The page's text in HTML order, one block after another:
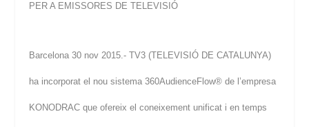
PER A EMISSORES DE TELEVISIÓ
Barcelona 30 nov 2015.- TV3 (TELEVISIÓ DE CATALUNYA)
ha incorporat el nou sistema 360AudienceFlow® de l’empresa
KONODRAC que ofereix el coneixement unificat i en temps